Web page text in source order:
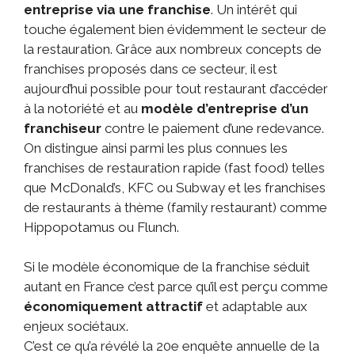
entreprise via une franchise. Un intérêt qui
touche également bien évidemment le secteur de
la restauration. Grâce aux nombreux concepts de
franchises proposés dans ce secteur, il est
aujourd’hui possible pour tout restaurant d’accéder
à la notoriété et au modèle d’entreprise d’un
franchiseur contre le paiement d’une redevance.
On distingue ainsi parmi les plus connues les
franchises de restauration rapide (fast food) telles
que McDonald’s, KFC ou Subway et les franchises
de restaurants à thème (family restaurant) comme
Hippopotamus ou Flunch.
Si le modèle économique de la franchise séduit
autant en France c’est parce qu’il est perçu comme
économiquement attractif et adaptable aux
enjeux sociétaux.
C’est ce qu’a révélé la 20e enquête annuelle de la